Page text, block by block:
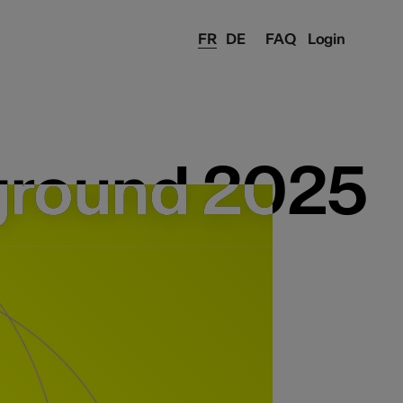
FAQ Login
FR DE
2025
2025